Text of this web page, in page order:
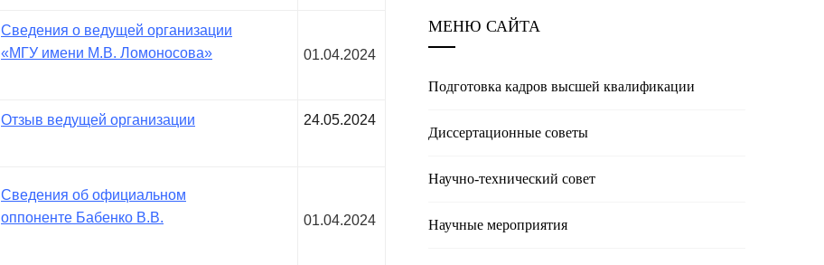
Сведения о ведущей организации
«МГУ имени М.В. Ломоносова»
01.04.2024
Отзыв ведущей организации 24.05.2024
Сведения об официальном
оппоненте Бабенко В.В.
01.04.2024
МЕНЮ САЙТА
Подготовка кадров высшей квалификации
Диссертационные советы
Научно-технический совет
Научные мероприятия